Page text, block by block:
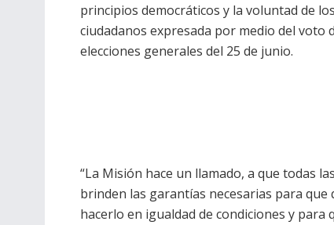
principios democráticos y la voluntad de los
ciudadanos expresada por medio del voto
elecciones generales del 25 de junio.
“La Misión hace un llamado, a que todas
brinden las garantías necesarias para
hacerlo en igualdad de condiciones y